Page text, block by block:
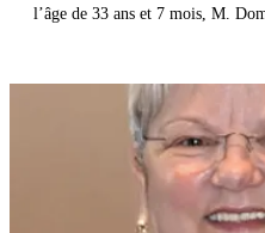
l’âge de 33 ans et 7 mois, M.